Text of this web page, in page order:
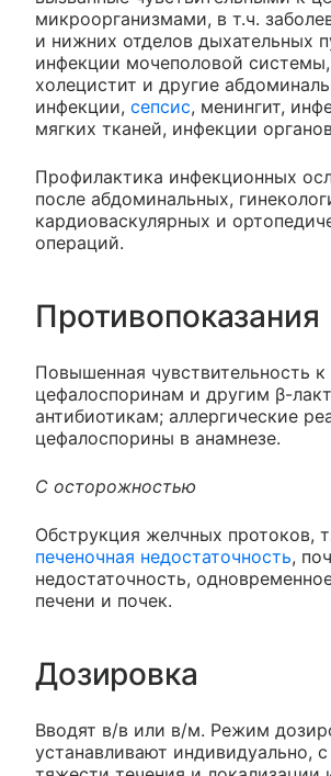
микроорганизмами, в т.ч.
и нижних отделов дыхательных
инфекции мочеполовой системы,
холецистит и другие
инфекции, сепсис, менингит,
мягких тканей, инфекции
Профилактика инфекционных
после абдоминальных,
кардиоваскулярных и
операций.
Противопоказания
Повышенная чувствительность к
цефалоспоринам и другим β-
антибиотикам; аллергические
цефалоспорины в анамнезе.
С осторожностью
Обструкция желчных протоков,
печеночная недостаточность,
недостаточность,
печени и почек.
Дозировка
Вводят в/в или в/м. Режим
устанавливают индивидуально,